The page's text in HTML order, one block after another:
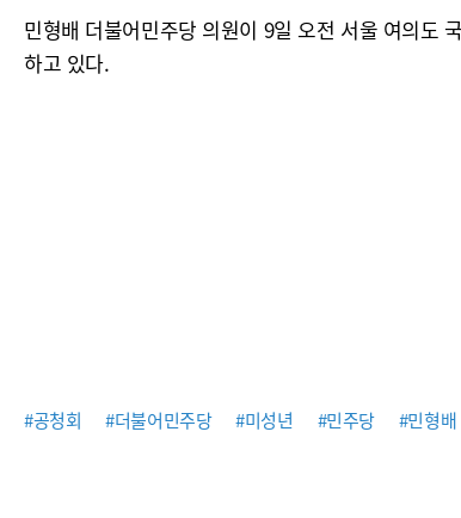
민형배 더불어민주당 의원이 9일 오전 서울 여의도
하고 있다.
#공청회 #더불어민주당 #미성년 #민주당 #민형배